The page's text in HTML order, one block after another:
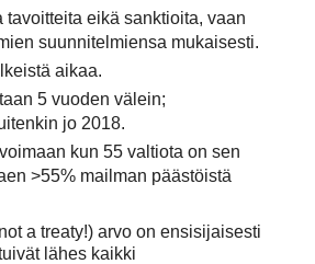
tavoitteita eikä sanktioita, vaan
suunnitelmiensa mukaisesti.
aikaa.
5 vuoden välein;
jo 2018.
kun 55 valtiota on sen
>55% mailman päästöistä
a treaty!) arvo on ensisijaisesti
lähes kaikki